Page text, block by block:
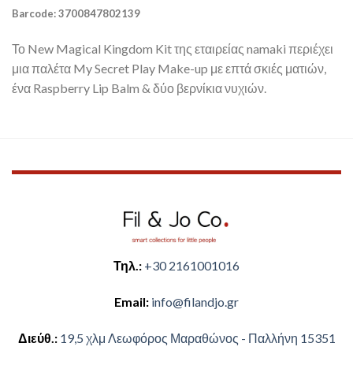
Barcode: 3700847802139
Το New Magical Kingdom Kit της εταιρείας namaki περιέχει
μια παλέτα My Secret Play Make-up με επτά σκιές ματιών,
ένα Raspberry Lip Balm & δύο βερνίκια νυχιών.
Τηλ.: +30 2161001016
Email: ​info@filandjo.gr
Διεύθ.: ​​19,5 χλμ Λεωφόρος Μαραθώνος - ​​Παλλήνη 15351